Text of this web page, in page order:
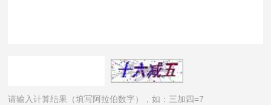
请输入计算结果（填写阿拉伯数字），如：三加四=7